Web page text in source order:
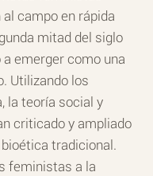
campo en rápida
mitad del siglo
emerger como una
Utilizando los
la teoría social y
criticado y ampliado
tradicional.
feministas a la